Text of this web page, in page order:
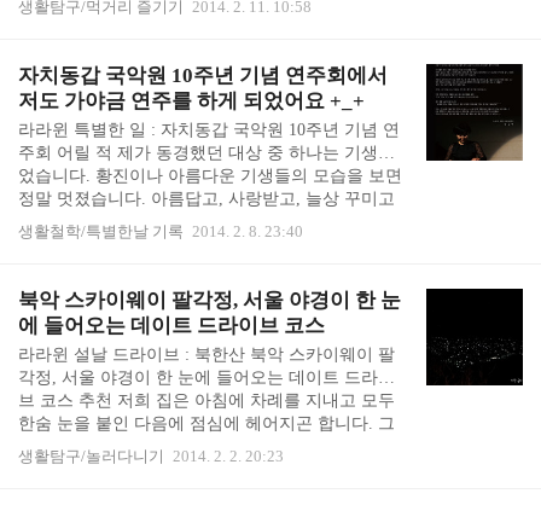
하나 눈에 띄는 것이 불광동 4대 맛집이라는 불광동
는데, 어떻게 저는 모르는 불광동 4대 맛집이 있는지
의아해서 갸우뚱하면서도... 몇몇 사람이 불광동 4대
맛집이라며 불광동 만선 일식을 이야기하는 이유가
무엇인지 궁금했습니다. 그러다 며칠간 아파서 정말
입맛이 하나도 없는 날, 입맛이 다시 돌아오게 할 정
말로 맛있는 무엇인가가 먹고 싶어졌습니다. 그 때
문득 떠오른 것이 불광동 4대 맛집 중 한..
생활탐구/먹거리 즐기기 2014. 2. 11. 10:58
자치동갑 국악원 10주년 기념 연주회에서
저도 가야금 연주를 하게 되었어요 +_+
라라윈 특별한 일 : 자치동갑 국악원 10주년 기념 연
주회 어릴 적 제가 동경했던 대상 중 하나는 기생이
었습니다. 황진이나 아름다운 기생들의 모습을 보면
정말 멋졌습니다. 아름답고, 사랑받고, 늘상 꾸미고
놀고, 그림도 잘 그리고, 시도 잘 쓰고, 가야금도 잘
뜯고... 그야말로 아름다운 종합 예술인 같아 보였습
제로 우리나라 기생은 일본 게이샤와 달랐다고 합니
다. 일부 창기(몸을 파는 기생)은 따로 있었는데, 일
제 시대 이후 모든 기생은 다 몸을 파는 여자였던 것
처럼 변질되었다고 합니다... 아무튼 저는 아름다운
종합 예술인이 가야금을 타는 모습에 대한 로망이 엄
청나게 컸습니다. 그러나 안타깝게도 저는 음치에 박
치입니다. 피아노도 제대로 못 치고 포기했..
생활철학/특별한날 기록 2014. 2. 8. 23:40
북악 스카이웨이 팔각정, 서울 야경이 한 눈
에 들어오는 데이트 드라이브 코스
라라윈 설날 드라이브 : 북한산 북악 스카이웨이 팔
각정, 서울 야경이 한 눈에 들어오는 데이트 드라이
브 코스 추천 저희 집은 아침에 차례를 지내고 모두
한숨 눈을 붙인 다음에 점심에 헤어지곤 합니다. 그
래야 외가집에 가서도 수금 세배를 할 수 있으니까
요. 저도 어릴 적에는 외가댁 가는 것을 몹시 좋아했
생활탐구/놀러다니기 2014. 2. 2. 20:23